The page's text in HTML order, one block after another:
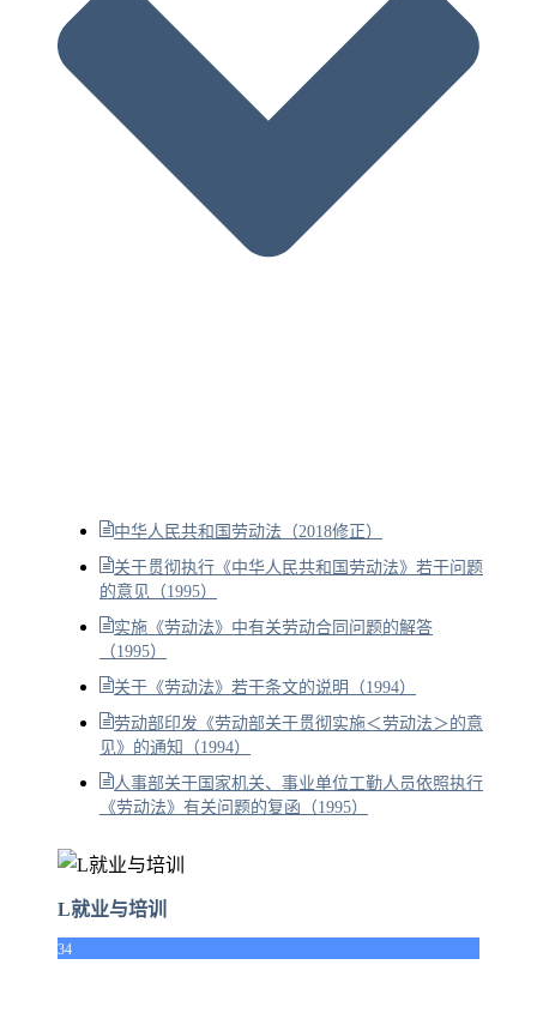
中华人民共和国劳动法（2018修正）
关于贯彻执行《中华人民共和国劳动法》若干问题
的意见（1995）
实施《劳动法》中有关劳动合同问题的解答
（1995）
关于《劳动法》若干条文的说明（1994）
劳动部印发《劳动部关于贯彻实施＜劳动法＞的意
见》的通知（1994）
人事部关于国家机关、事业单位工勤人员依照执行
《劳动法》有关问题的复函（1995）
L就业与培训
34